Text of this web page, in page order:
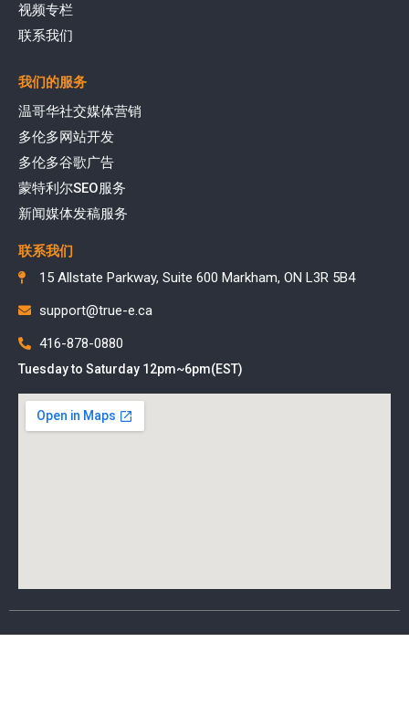
视频专栏
联系我们
我们的服务
温哥华社交媒体营销
多伦多网站开发
多伦多谷歌广告
蒙特利尔SEO服务
新闻媒体发稿服务
联系我们
15 Allstate Parkway, Suite 600 Markham, ON L3R 5B4
support@true-e.ca
416-878-0880
Tuesday to Saturday 12pm~6pm(EST)